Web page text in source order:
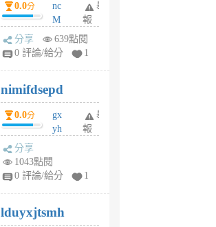
0.0分
nc
M
U
F
U
5
個
月
舉
報
分享
639點閱
0 評論/給分
1
nimifdsepd
0.0分
gx
yh
jl
月
舉
報
分享
1043點閱
0 評論/給分
1
lduyxjtsmh